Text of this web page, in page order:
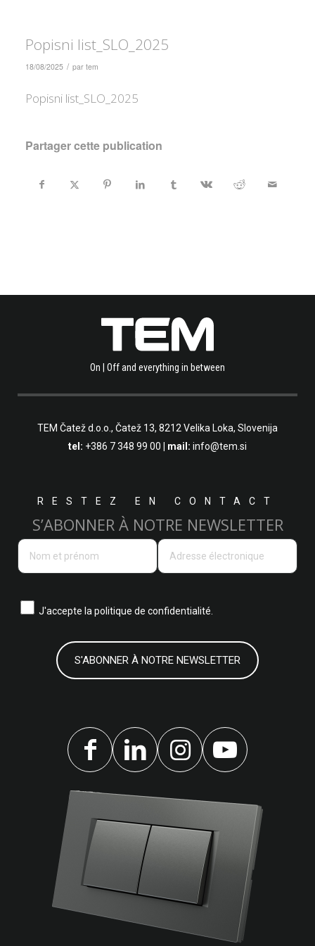
Popisni list_SLO_2025
18/08/2025 / par tem
Popisni list_SLO_2025
Partager cette publication
On | Off and everything in between
TEM Čatež d.o.o., Čatež 13, 8212 Velika Loka, Slovenija
tel: +386 7 348 99 00 | mail: info@tem.si
RESTEZ EN CONTACT
S’ABONNER À NOTRE NEWSLETTER
J'accepte la politique de confidentialité.